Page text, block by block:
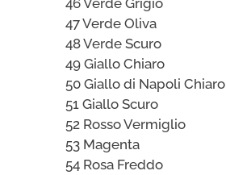
47 Verde Oliva
48 Verde Scuro
49 Giallo Chiaro
50 Giallo di Napoli Chiaro
51 Giallo Scuro
52 Rosso Vermiglio
53 Magenta
54 Rosa Freddo